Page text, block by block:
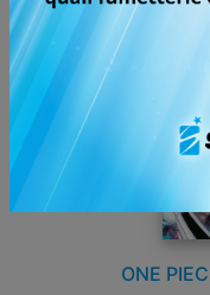
ONE